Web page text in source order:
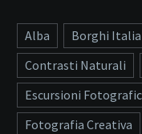
Alba Borghi
Contrasti Naturali
Escursioni
Fotografia Creativa